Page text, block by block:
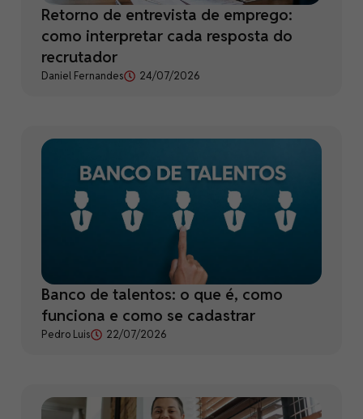
Retorno de entrevista de emprego:
como interpretar cada resposta do
recrutador
Daniel Fernandes 24/07/2026
Banco de talentos: o que é, como
funciona e como se cadastrar
Pedro Luis 22/07/2026